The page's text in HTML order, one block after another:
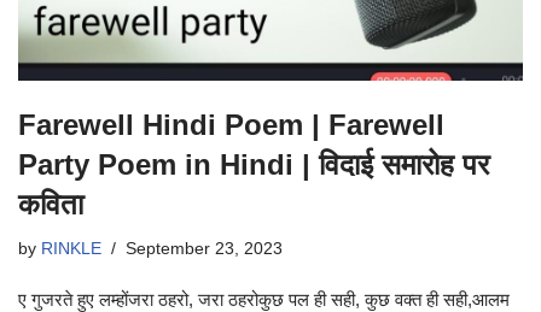
Farewell Hindi Poem | Farewell
Party Poem in Hindi | विदाई समारोह पर
कविता
by RINKLE September 23, 2023
ए गुजरते हुए लम्होंजरा ठहरो, जरा ठहरोकुछ पल ही सही, कुछ वक्त ही सही,आलम